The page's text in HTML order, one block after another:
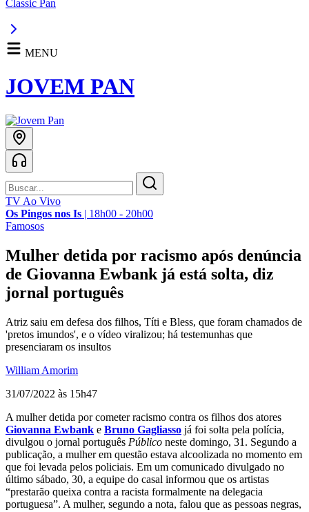
Classic Pan
MENU
JOVEM PAN
TV Ao Vivo
Os Pingos nos Is | 18h00 - 20h00
Famosos
Mulher detida por racismo após denúncia
de Giovanna Ewbank já está solta, diz
jornal português
Atriz saiu em defesa dos filhos, Títi e Bless, que foram chamados de
'pretos imundos', e o vídeo viralizou; há testemunhas que
presenciaram os insultos
William Amorim
31/07/2022 às 15h47
A mulher detida por cometer racismo contra os filhos dos atores
Giovanna Ewbank e Bruno Gagliasso já foi solta pela polícia,
divulgou o jornal português Público neste domingo, 31. Segundo a
publicação, a mulher em questão estava alcoolizada no momento em
que foi levada pelos policiais. Em um comunicado divulgado no
último sábado, 30, a equipe do casal informou que os artistas
“prestarão queixa contra a racista formalmente na delegacia
portuguesa”. A mulher, segundo a nota, falou que as pessoas negras,